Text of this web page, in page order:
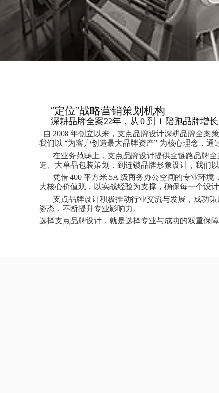
“定位”战略营销策划机构
深耕品牌全案22年 ，从 0 到 1 陪跑品牌增长
自 2008 年创立以来，支点品牌设计深耕品牌全案
我们以 “为客户创造最大品牌资产” 为核心理念，
在业务范畴上，支点品牌设计提供全链路品牌全
造、大单品包装策划，到连锁品牌形象设计，我们
凭借400 平方米 5A 级商务办公空间的专业环
大核心价值观，以实战经验为支撑，确保每一个设
支点品牌设计积极推动行业交流与发展，成功策
姿态，不断提升专业影响力。
选择支点品牌设计，就是选择专业与成功的双重保